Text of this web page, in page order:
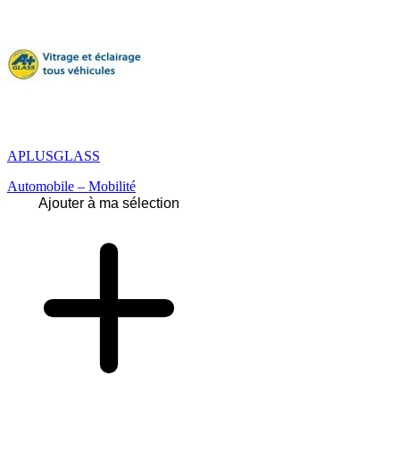
APLUSGLASS
Automobile – Mobilité
Ajouter à ma sélection